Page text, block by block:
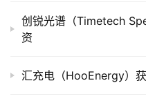
创
学
创锐光谱（Timetech
资
汇充电（HooEnergy）